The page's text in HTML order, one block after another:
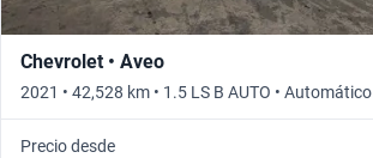
Chevrolet • Aveo
2021 • 42,528 km • 1.5 LS B AUTO • Automático
Precio desde